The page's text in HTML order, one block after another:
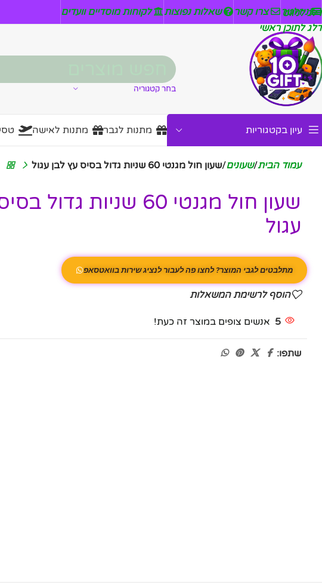
דלג לניווט
דלג לתוכן ראשי
ניזלטר צרו קשר שאלות נפוצות לקוחות מוסדיים וועדים
בחר קטגוריה
עיון בקטגוריות מתנות לגבר מתנות לאישה
עמוד הבית/שעונים/שעון חול מגנטי 60 שניות גדול בסיס עץ לבן עגול
שעון חול מגנטי 60 שניות
עגול
מתלבטים לגבי המוצר? לחצו פה לעבור לנציג שירות בוואטסאפ
הוסף לרשימת המשאלות
5 אנשים צופים במוצר זה כעת!
שתפו: